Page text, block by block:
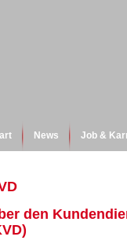
News Job &
den